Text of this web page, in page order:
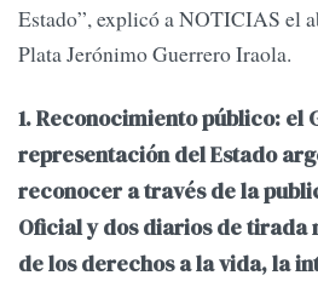
Estado”, explicó a NOTICIAS el
Plata Jerónimo Guerrero Iraola.
1. Reconocimiento público: el
representación del Estado
reconocer a través de la
Oficial y dos diarios de tirada
de los derechos a la vida, la